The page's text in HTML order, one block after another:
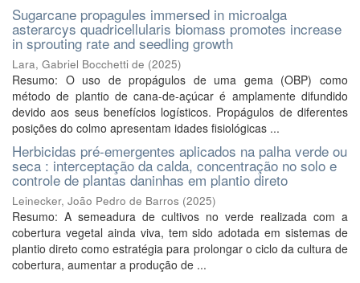
Sugarcane propagules immersed in microalga
asterarcys quadricellularis biomass promotes increase
in sprouting rate and seedling growth
Lara, Gabriel Bocchetti de (2025)
Resumo: O uso de propágulos de uma gema (OBP) como
método de plantio de cana-de-açúcar é amplamente difundido
devido aos seus benefícios logísticos. Propágulos de diferentes
posições do colmo apresentam idades fisiológicas ...
Herbicidas pré-emergentes aplicados na palha verde ou
seca : interceptação da calda, concentração no solo e
controle de plantas daninhas em plantio direto
Leinecker, João Pedro de Barros (2025)
Resumo: A semeadura de cultivos no verde realizada com a
cobertura vegetal ainda viva, tem sido adotada em sistemas de
plantio direto como estratégia para prolongar o ciclo da cultura de
cobertura, aumentar a produção de ...